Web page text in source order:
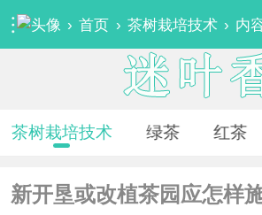
› 首页 › 茶树栽培技术 › 内
茶树栽培技术 绿茶 红茶
新开垦或改植茶园应怎样